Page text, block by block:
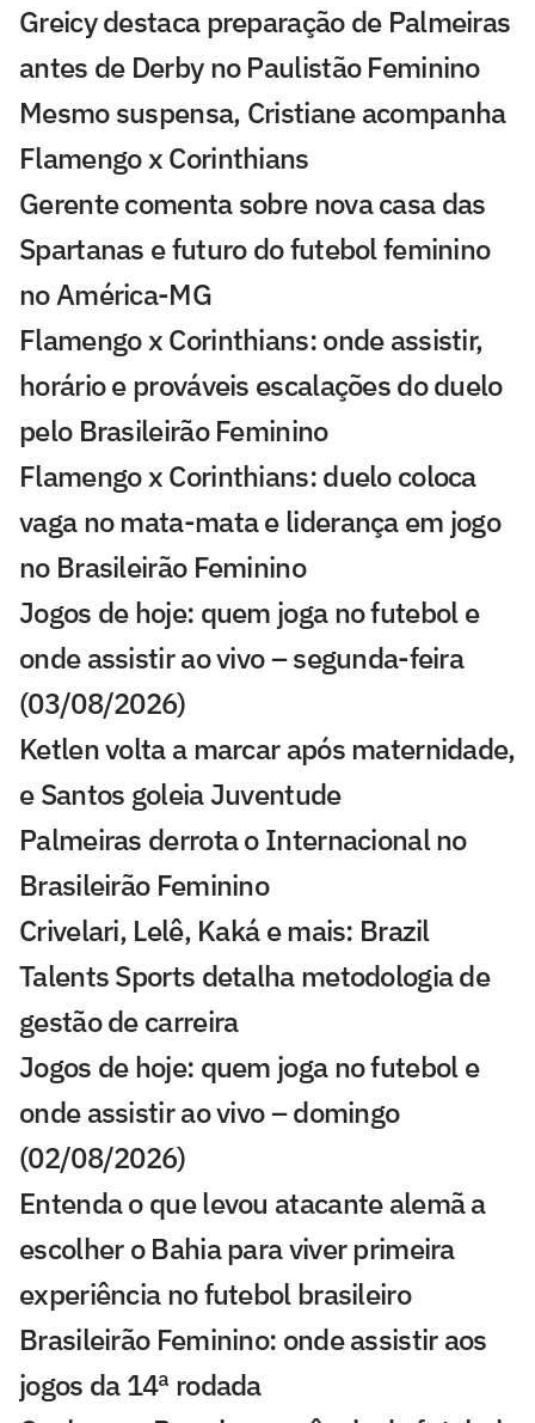
Greicy destaca preparação de Palmeiras
antes de Derby no Paulistão Feminino
Mesmo suspensa, Cristiane acompanha
Flamengo x Corinthians
Gerente comenta sobre nova casa das
Spartanas e futuro do futebol feminino
no América-MG
Flamengo x Corinthians: onde assistir,
horário e prováveis escalações do duelo
pelo Brasileirão Feminino
Flamengo x Corinthians: duelo coloca
vaga no mata-mata e liderança em jogo
no Brasileirão Feminino
Jogos de hoje: quem joga no futebol e
onde assistir ao vivo – segunda-feira
(03/08/2026)
Ketlen volta a marcar após maternidade,
e Santos goleia Juventude
Palmeiras derrota o Internacional no
Brasileirão Feminino
Crivelari, Lelê, Kaká e mais: Brazil
Talents Sports detalha metodologia de
gestão de carreira
Jogos de hoje: quem joga no futebol e
onde assistir ao vivo – domingo
(02/08/2026)
Entenda o que levou atacante alemã a
escolher o Bahia para viver primeira
experiência no futebol brasileiro
Brasileirão Feminino: onde assistir aos
jogos da 14ª rodada